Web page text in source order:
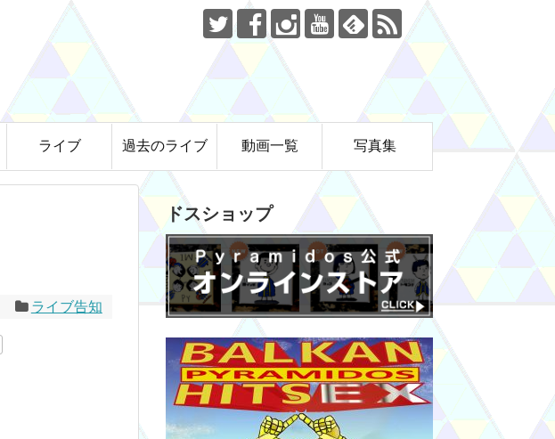
ライブ 過去のライブ 動画一覧 写真集
ライブ告知
ドスショップ